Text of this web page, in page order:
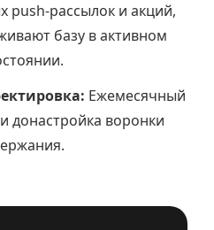
push-рассылок и акций,
базу в активном
Ежемесячный
донастройка воронки